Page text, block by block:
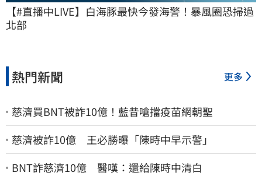
【#直播中LIVE】白海豚最快今發海警！暴風圈恐掃過
北部
熱門新聞 更多
慈濟買BNT被詐10億！藍昔嗆擋疫苗網朝聖
慈濟被詐10億 王必勝曝「陳時中早示警」
BNT詐慈濟10億 醫嘆：還給陳時中清白